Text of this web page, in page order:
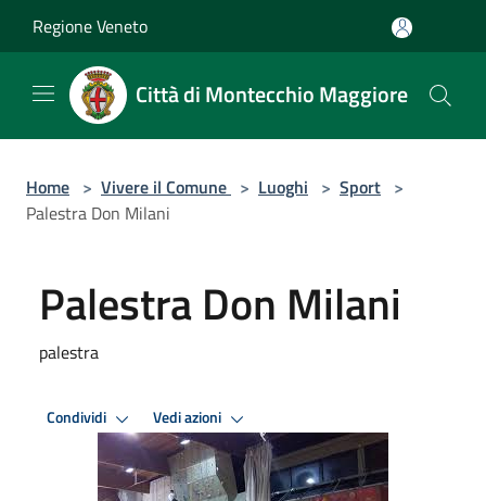
Regione Veneto
Città di Montecchio Maggiore
Home > Vivere il Comune > Luoghi > Sport >
Palestra Don Milani
Palestra Don Milani
palestra
Condividi Vedi azioni